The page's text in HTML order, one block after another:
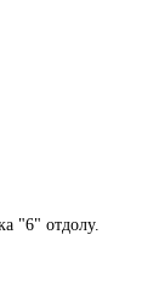
"6" отдолу.